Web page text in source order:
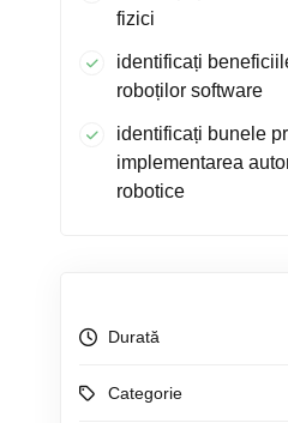
fizici
identificați
roboților software
identificați bunele
implementarea
robotice
Durată
Categorie